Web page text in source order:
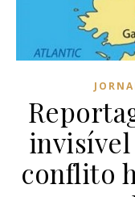
conflito